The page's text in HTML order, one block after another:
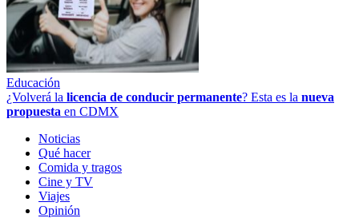
Educación
¿Volverá la licencia de conducir permanente? Esta es la nueva
propuesta en CDMX
Noticias
Qué hacer
Comida y tragos
Cine y TV
Viajes
Opinión